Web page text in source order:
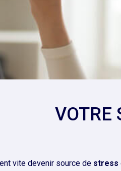
VOTRE
vite devenir source de stress